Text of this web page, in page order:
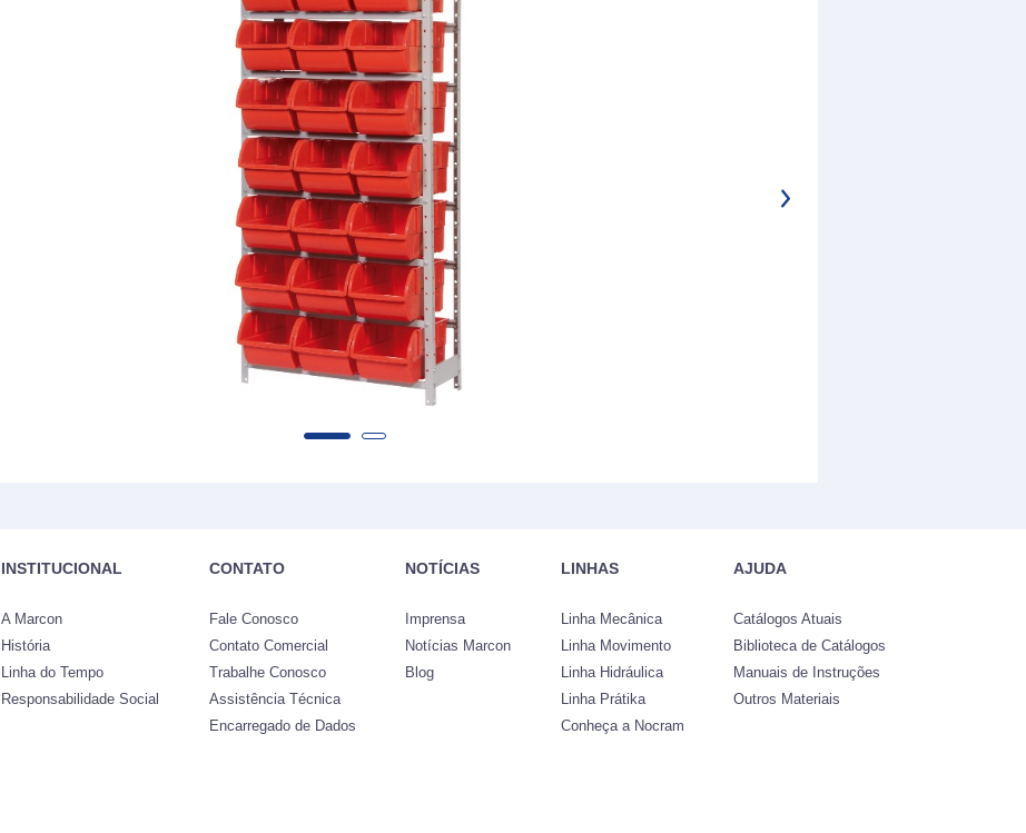
INSTITUCIONAL
A Marcon
História
Linha do Tempo
Responsabilidade Social
CONTATO
Fale Conosco
Contato Comercial
Trabalhe Conosco
Assistência Técnica
Encarregado de Dados
NOTÍCIAS
Imprensa
Notícias Marcon
Blog
LINHAS
Linha Mecânica
Linha Movimento
Linha Hidráulica
Linha Prátika
Conheça a Nocram
AJUDA
Catálogos Atuais
Biblioteca de Catálogos
Manuais de Instruções
Outros Materiais